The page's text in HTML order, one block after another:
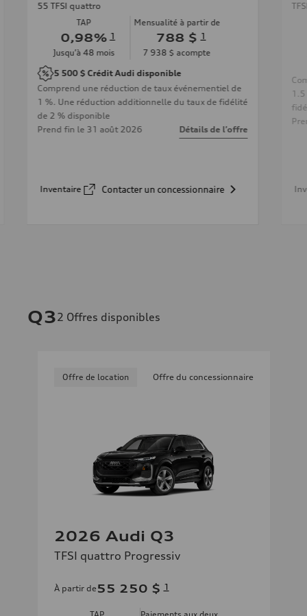
55 TFSI quattro
TAP
0,98% 1
Jusqu’à 48 mois
Mensualité à partir de
788 $ 1
7 938 $ acompte
5 500 $ Crédit Audi disponible
Comprend une réduction de taux événementiel de
1 %. Une réduction additionnelle du taux de fidélité
de 2 % disponible
Prend fin le 31 août 2026 Détails de l’offre
Inventaire Contacter un concessionnaire
Q32 Offres disponibles
Offre de location Offre du concessionnaire
2026 Audi Q3
TFSI quattro Progressiv
À partir de 55 250 $ 1